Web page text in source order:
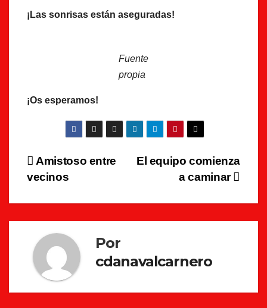
¡Las sonrisas están aseguradas!
Fuente
propia
¡Os esperamos!
Navegación
El equipo comienza
a caminar
Amistoso entre
vecinos
Por
cdanavalcarnero